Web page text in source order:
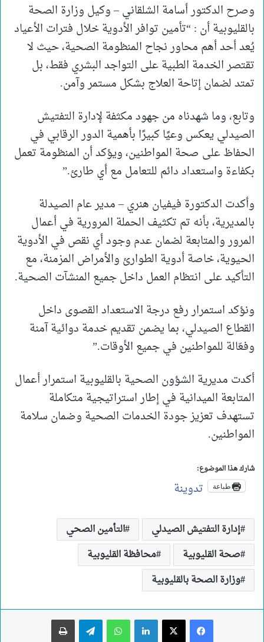
وصرح الدكتور أسامة الشلقاني – وكيل وزارة الصحة
بالقليوبية أن : “تأمين توافر الأدوية خلال فترات الأعياد
يُعد أحد أهم محاور نجاح المنظومة الصحية، حيث لا
تقتصر الخدمة الطبية على التواجد البشري فقط، بل
تمتد لضمان إتاحة العلاج بشكل مستمر وآمن.
وتابع، وما شهدناه من جهود مكثفة لإدارة التفتيش
الصيدلي يعكس وعيًا كبيرًا بأهمية الدور الرقابي في
الحفاظ على صحة المواطنين، ويؤكد أن المنظومة تعمل
بكفاءة واستعداد دائم للتعامل مع أي طارئ.”
وأكدت الدكتورة فيفيان هنري – مدير عام الصيدلة
بالمديرية، بأنه تم تكثيف الحملة المرورية في أعمال
المرور والمتابعة لضمان عدم وجود أي نقص في الأدوية
الحيوية، خاصة أدوية الطوارئ والأمراض المزمنة، مع
التأكيد على انتظام العمل داخل جميع المنشآت الصحية.
ونؤكد استمرار رفع درجة الاستعداد القصوى داخل
القطاع الصيدلي، بما يضمن تقديم خدمة دوائية آمنة
وفعّالة للمواطنين في جميع الأوقات.”
أكدت مديرية الشؤون الصحية بالقليوبية استمرار أعمال
المتابعة الميدانية في إطار استراتيجية متكاملة
تستهدف تعزيز جودة الخدمات الصحية وضمان سلامة
المواطنين.
شارك هذا الموضوع:
طباعة تدوينة
إدارة التفتيش الصيدلي
التأمين الصحي
صحة القليوبية
محافظة القليوبية
وزارة الصحة بالقليوبية
لينكدإن واتساب تيلقرام طباعة